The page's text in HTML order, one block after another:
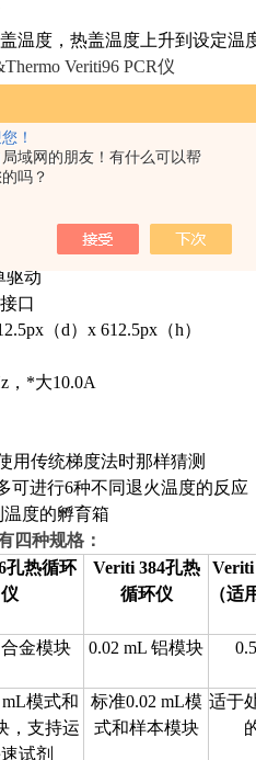
！
域网的朋友！有什么可以帮
吗？
温度，热盖温度上升到设定
Veriti96 PCR仪
20sec）
屏，
个protocol，若使用U盘存储则无
能，
ABI Veriti96 PCR仪
驱动
口
（d）x 612.5px（h）
*大10.0A
用传统梯度法时那样猜测
可进行6种不同退火温度的反应
度的孵育箱
四种规格：
孔热循环
仪
Veriti 384孔热
循环仪
Veriti
（适
金模块 0.02 mL 铝模块
模式和
，支持运
试剂
标准0.02 mL模
式和样本模块
适于